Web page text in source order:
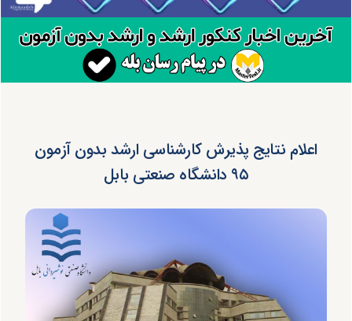
اعلام نتایج پذیرش کارشناسی ارشد بدون آزمون
۹۵ دانشگاه صنعتی بابل